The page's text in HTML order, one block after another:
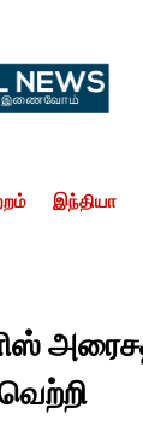
இந்தியா